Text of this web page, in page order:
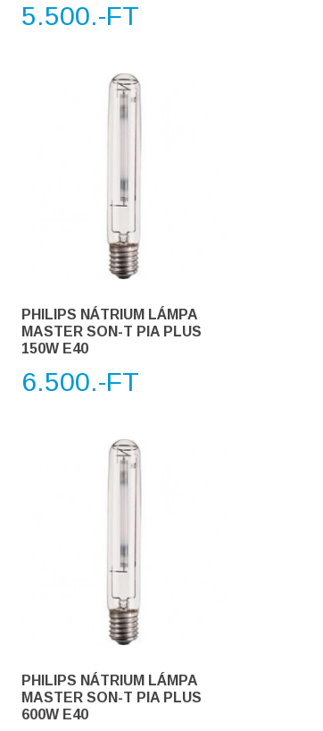
5.500.-FT
PHILIPS NÁTRIUM LÁMPA
MASTER SON-T PIA PLUS
150W E40
6.500.-FT
PHILIPS NÁTRIUM LÁMPA
MASTER SON-T PIA PLUS
600W E40